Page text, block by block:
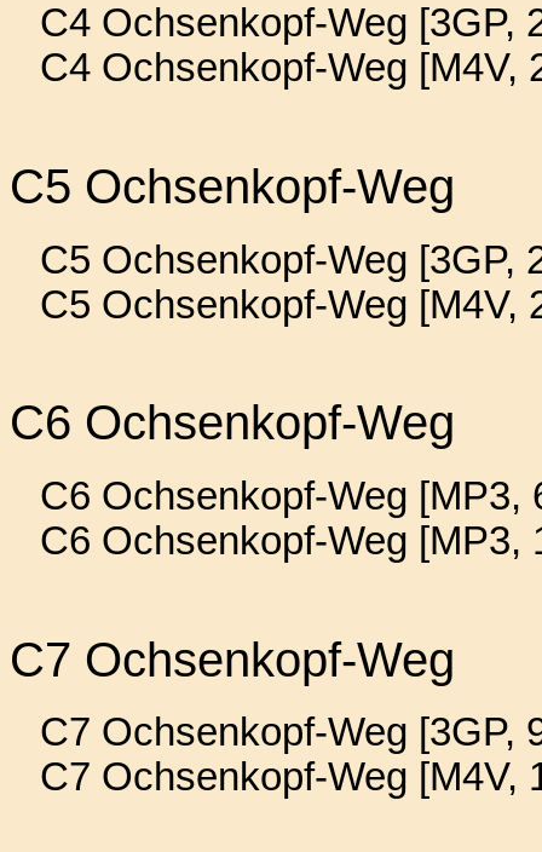
C4 Ochsenkopf-Weg [3GP,
C4 Ochsenkopf-Weg [M4V,
C5 Ochsenkopf-Weg
C5 Ochsenkopf-Weg [3GP,
C5 Ochsenkopf-Weg [M4V,
C6 Ochsenkopf-Weg
C6 Ochsenkopf-Weg [MP3,
C6 Ochsenkopf-Weg [MP3,
C7 Ochsenkopf-Weg
C7 Ochsenkopf-Weg [3GP,
C7 Ochsenkopf-Weg [M4V,